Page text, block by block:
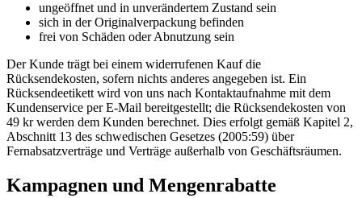
ungeöffnet und in unverändertem Zustand sein
sich in der Originalverpackung befinden
frei von Schäden oder Abnutzung sein
Der Kunde trägt bei einem widerrufenen Kauf die
Rücksendekosten, sofern nichts anderes angegeben ist. Ein
Rücksendeetikett wird von uns nach Kontaktaufnahme mit dem
Kundenservice per E-Mail bereitgestellt; die Rücksendekosten von
49 kr werden dem Kunden berechnet. Dies erfolgt gemäß Kapitel 2,
Abschnitt 13 des schwedischen Gesetzes (2005:59) über
Fernabsatzverträge und Verträge außerhalb von Geschäftsräumen.
Kampagnen und Mengenrabatte